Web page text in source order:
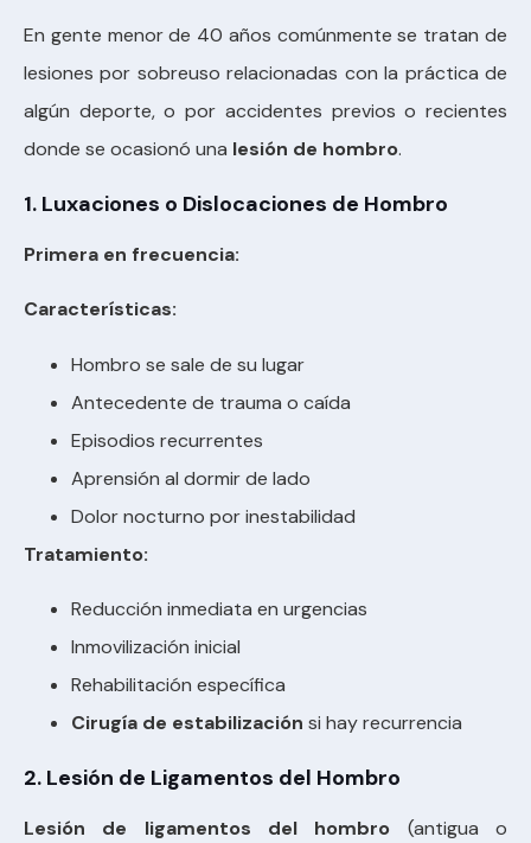
En gente menor de 40 años comúnmente se tratan de
lesiones por sobreuso relacionadas con la práctica de
algún deporte, o por accidentes previos o recientes
donde se ocasionó una lesión de hombro.
1. Luxaciones o Dislocaciones de Hombro
Primera en frecuencia:
Características:
Hombro se sale de su lugar
Antecedente de trauma o caída
Episodios recurrentes
Aprensión al dormir de lado
Dolor nocturno por inestabilidad
Tratamiento:
Reducción inmediata en urgencias
Inmovilización inicial
Rehabilitación específica
Cirugía de estabilización si hay recurrencia
2. Lesión de Ligamentos del Hombro
Lesión de ligamentos del hombro (antigua o